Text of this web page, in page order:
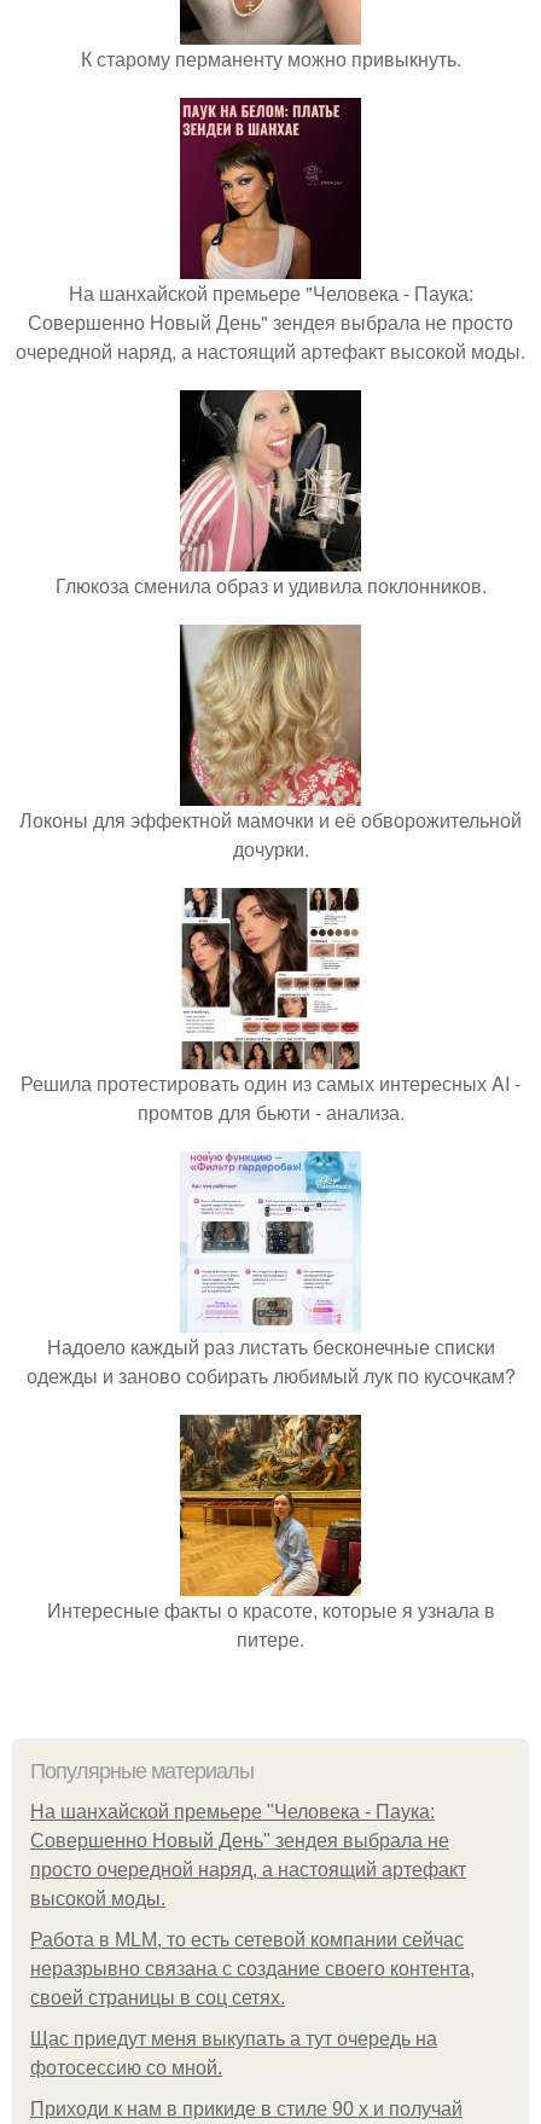
К старому перманенту можно привыкнуть.
На шанхайской премьере "Человека - Паука:
Совершенно Новый День" зендея выбрала не просто
очередной наряд, а настоящий артефакт высокой моды.
Глюкоза сменила образ и удивила поклонников.
Локоны для эффектной мамочки и её обворожительной
дочурки.
Решила протестировать один из самых интересных AI -
промтов для бьюти - анализа.
Надоело каждый раз листать бесконечные списки
одежды и заново собирать любимый лук по кусочкам?
Интересные факты о красоте, которые я узнала в
питере.
Популярные материалы
На шанхайской премьере "Человека - Паука:
Совершенно Новый День" зендея выбрала не
просто очередной наряд, а настоящий артефакт
высокой моды.
Работа в MLM, то есть сетевой компании сейчас
неразрывно связана с создание своего контента,
своей страницы в соц сетях.
Щас приедут меня выкупать а тут очередь на
фотосессию со мной.
Приходи к нам в прикиде в стиле 90 х и получай